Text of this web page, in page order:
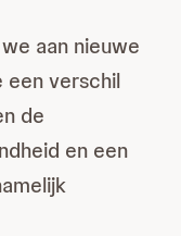
aan nieuwe
een verschil
de
en een